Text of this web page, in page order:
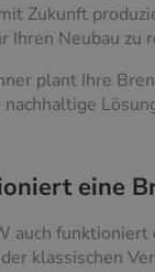
Zukunft
Ihren Neubau
plant Ihre
eine
auch
klassischen